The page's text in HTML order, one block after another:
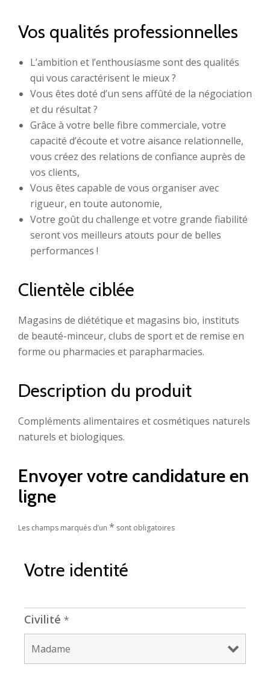
Vos qualités professionnelles
L’ambition et l’enthousiasme sont des qualités
qui vous caractérisent le mieux ?
Vous êtes doté d’un sens affûté de la négociation
et du résultat ?
Grâce à votre belle fibre commerciale, votre
capacité d’écoute et votre aisance relationnelle,
vous créez des relations de confiance auprès de
vos clients,
Vous êtes capable de vous organiser avec
rigueur, en toute autonomie,
Votre goût du challenge et votre grande fiabilité
seront vos meilleurs atouts pour de belles
performances !
Clientèle ciblée
Magasins de diététique et magasins bio, instituts
de beauté-minceur, clubs de sport et de remise en
forme ou pharmacies et parapharmacies.
Description du produit
Compléments alimentaires et cosmétiques naturels
naturels et biologiques.
Envoyer votre candidature en
ligne
Les champs marqués d’un * sont obligatoires
Votre identité
Civilité *